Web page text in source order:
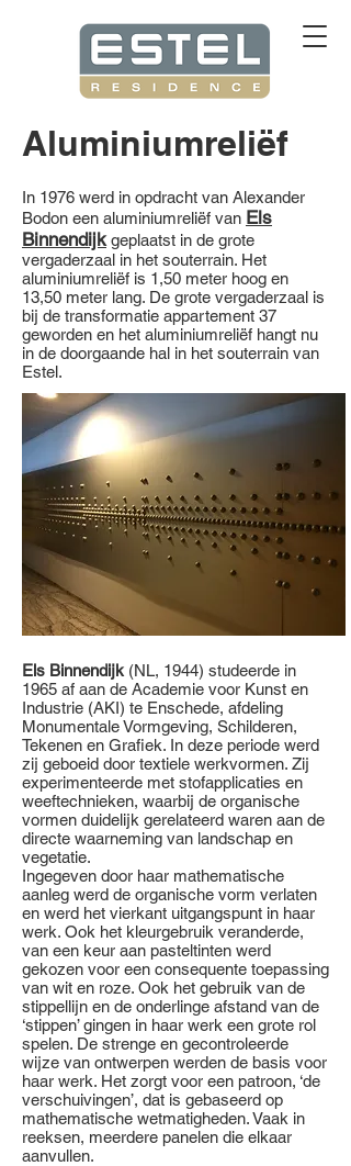
Aluminiumreliëf
In 1976 werd in opdracht van Alexander
Bodon een aluminiumreliëf van Els
Binnendijkgeplaatst in de grote
vergaderzaal in het souterrain. Het
aluminiumreliëf is 1,50 meter hoog en
13,50 meter lang. De grote vergaderzaal is
bij de transformatie appartement 37
geworden en het aluminiumreliëf hangt nu
in de doorgaande hal in het souterrain van
Estel.
Els Binnendijk (NL, 1944) studeerde in
1965 af aan de Academie voor Kunst en
Industrie (AKI) te Enschede, afdeling
Monumentale Vormgeving, Schilderen,
Tekenen en Grafiek. In deze periode werd
zij geboeid door textiele werkvormen. Zij
experimenteerde met stofapplicaties en
weeftechnieken, waarbij de organische
vormen duidelijk gerelateerd waren aan de
directe waarneming van landschap en
vegetatie.
Ingegeven door haar mathematische
aanleg werd de organische vorm verlaten
en werd het vierkant uitgangspunt in haar
werk. Ook het kleurgebruik veranderde,
van een keur aan pasteltinten werd
gekozen voor een consequente toepassing
van wit en roze. Ook het gebruik van de
stippellijn en de onderlinge afstand van de
‘stippen’ gingen in haar werk een grote rol
spelen. De strenge en gecontroleerde
wijze van ontwerpen werden de basis voor
haar werk. Het zorgt voor een patroon, ‘de
verschuivingen’, dat is gebaseerd op
mathematische wetmatigheden. Vaak in
reeksen, meerdere panelen die elkaar
aanvullen.